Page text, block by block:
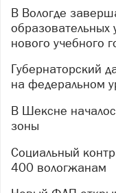
В Вологде завершается проверка
нового учебного
Губернаторский дашборд признан эффективным
на федеральном
В Шексне началось преображение прибрежной
зоны
Социальный контракт помог открыть свое дело
400 вологжанам